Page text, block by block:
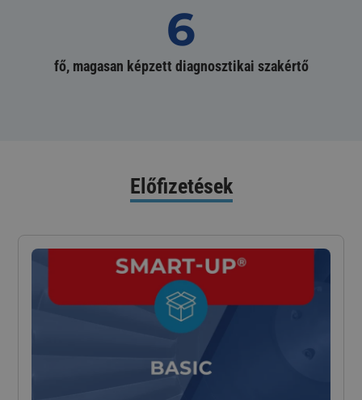
6
fő, magasan képzett diagnosztikai szakértő
Előfizetések